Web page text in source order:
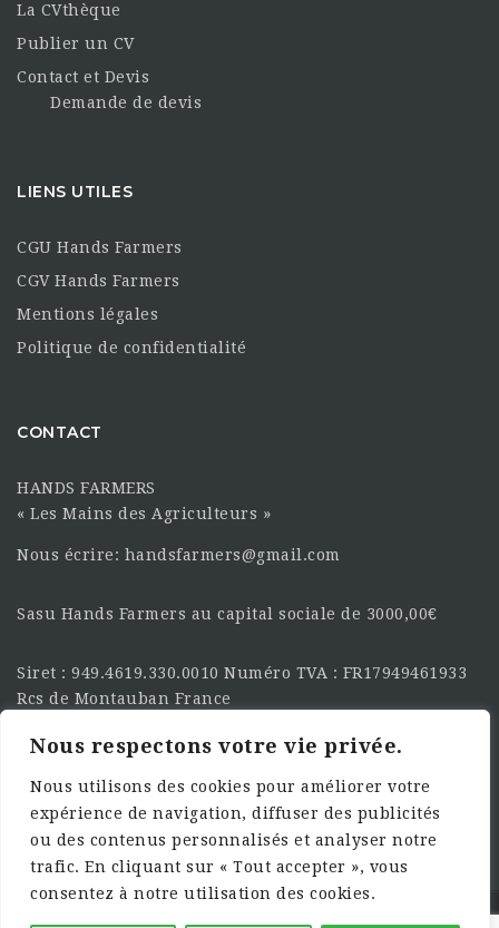
Nous respectons votre vie privée.
Nous utilisons des cookies pour améliorer votre
expérience de navigation, diffuser des publicités
ou des contenus personnalisés et analyser notre
trafic. En cliquant sur « Tout accepter », vous
consentez à notre utilisation des cookies.
La CVthèque
Publier un CV
Contact et Devis
Demande de devis
LIENS UTILES
CGU Hands Farmers
CGV Hands Farmers
Mentions légales
Politique de confidentialité
CONTACT
HANDS FARMERS
« Les Mains des Agriculteurs »
Nous écrire: handsfarmers@gmail.com
Sasu Hands Farmers au capital sociale de 3000,00€
Siret : 949.4619.330.0010 Numéro TVA : FR17949461933
Rcs de Montauban France
SUIVEZ-NOUS SUR LES
RÉSEAU :